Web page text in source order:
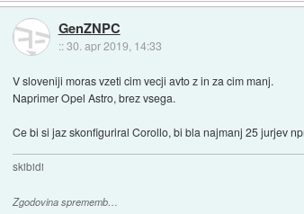
GenZNPC
::30. apr 2019, 14:33
V sloveniji moras vzeti cim vecji avto z in za cim manj.
Naprimer Opel Astro, brez vsega.
Ce bi si jaz skonfiguriral Corollo, bi bla najmanj 25 jurjev
skibidi
Zgodovina sprememb…